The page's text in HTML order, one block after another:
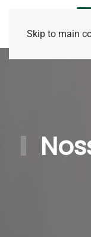
Skip to main